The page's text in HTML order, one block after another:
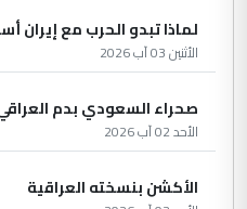
لماذا تبدو الحرب مع
الأثنين 03 آب 2026
صحراء السعودي بدم
الأحد 02 آب 2026
الأكشن بنسخته العراقية